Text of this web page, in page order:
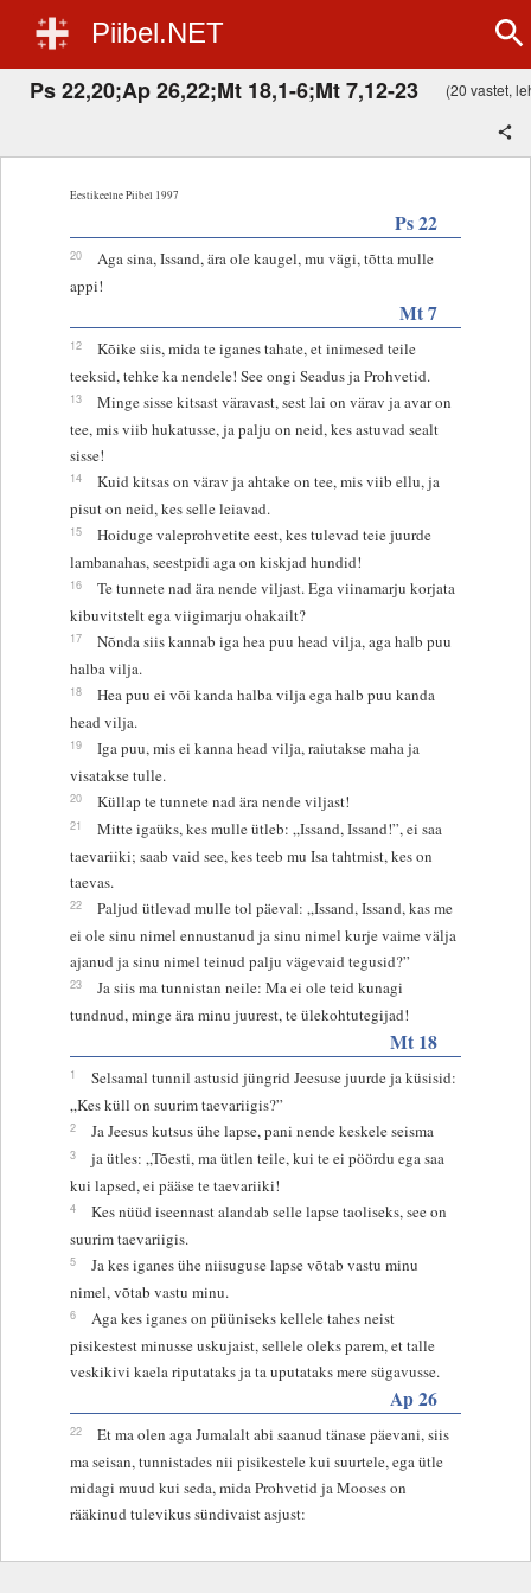
Piibel.NET
Ps 22,20;Ap 26,22;Mt 18,1-6;Mt 7,12-23 (20 vastet,
Eestikeelne Piibel 1997
Ps 22
20
Aga sina, Issand, ära ole kaugel, mu vägi, tõtta mulle
appi!
Mt 7
12
Kõike siis, mida te iganes tahate, et inimesed teile
teeksid, tehke ka nendele! See ongi Seadus ja Prohvetid.
13
Minge sisse kitsast väravast, sest lai on värav ja avar on
tee, mis viib hukatusse, ja palju on neid, kes astuvad sealt
sisse!
14
Kuid kitsas on värav ja ahtake on tee, mis viib ellu, ja
pisut on neid, kes selle leiavad.
15
Hoiduge valeprohvetite eest, kes tulevad teie juurde
lambanahas, seestpidi aga on kiskjad hundid!
16
Te tunnete nad ära nende viljast. Ega viinamarju korjata
kibuvitstelt ega viigimarju ohakailt?
17
Nõnda siis kannab iga hea puu head vilja, aga halb puu
halba vilja.
18
Hea puu ei või kanda halba vilja ega halb puu kanda
head vilja.
19
Iga puu, mis ei kanna head vilja, raiutakse maha ja
visatakse tulle.
20 Küllap te tunnete nad ära nende viljast!
21
Mitte igaüks, kes mulle ütleb: „Issand, Issand!”, ei saa
taevariiki; saab vaid see, kes teeb mu Isa tahtmist, kes on
taevas.
22
Paljud ütlevad mulle tol päeval: „Issand, Issand, kas me
ei ole sinu nimel ennustanud ja sinu nimel kurje vaime välja
ajanud ja sinu nimel teinud palju vägevaid tegusid?”
23
Ja siis ma tunnistan neile: Ma ei ole teid kunagi
tundnud, minge ära minu juurest, te ülekohtutegijad!
Mt 18
1
Selsamal tunnil astusid jüngrid Jeesuse juurde ja küsisid:
„Kes küll on suurim taevariigis?”
2 Ja Jeesus kutsus ühe lapse, pani nende keskele seisma
3
ja ütles: „Tõesti, ma ütlen teile, kui te ei pöördu ega saa
kui lapsed, ei pääse te taevariiki!
4
Kes nüüd iseennast alandab selle lapse taoliseks, see on
suurim taevariigis.
5
Ja kes iganes ühe niisuguse lapse võtab vastu minu
nimel, võtab vastu minu.
6
Aga kes iganes on püüniseks kellele tahes neist
pisikestest minusse uskujaist, sellele oleks parem, et talle
veskikivi kaela riputataks ja ta uputataks mere sügavusse.
Ap 26
22
Et ma olen aga Jumalalt abi saanud tänase päevani, siis
ma seisan, tunnistades nii pisikestele kui suurtele, ega ütle
midagi muud kui seda, mida Prohvetid ja Mooses on
rääkinud tulevikus sündivaist asjust: